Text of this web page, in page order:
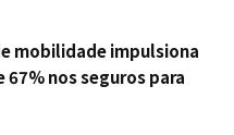
mobilidade impulsiona
67% nos seguros para
da Bradesco Seguros